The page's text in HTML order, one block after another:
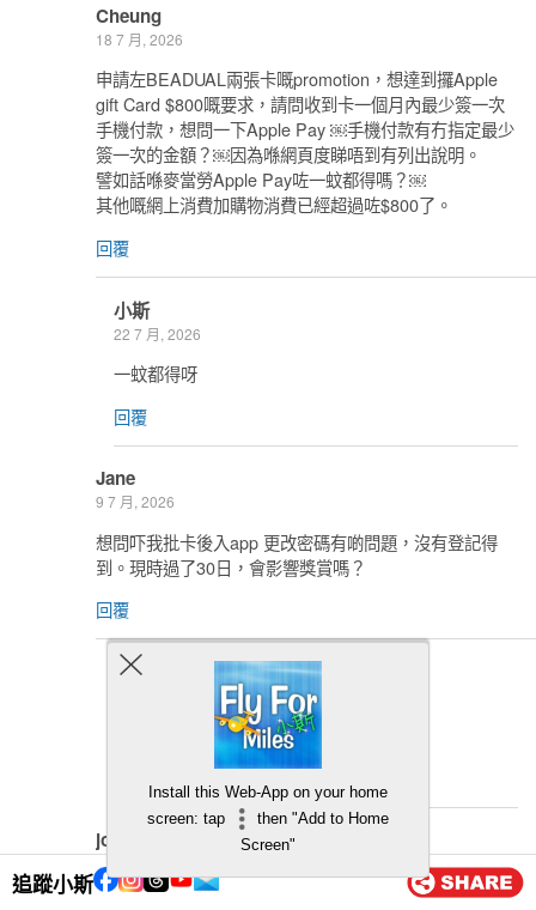
追蹤小斯
Cheung
18 7 月, 2026
申請左BEADUAL兩張卡嘅promotion，想達到攞Apple
gift Card $800嘅要求，請問收到卡一個月內最少簽一次
手機付款，想問一下Apple Pay ￼手機付款有冇指定最少
簽一次的金額？￼因為喺網頁度睇唔到有列出說明。
譬如話喺麥當勞Apple Pay咗一蚊都得嗎？￼
其他嘅網上消費加購物消費已經超過咗$800了。
回覆
小斯
22 7 月, 2026
一蚊都得呀
回覆
Jane
9 7 月, 2026
想問吓我批卡後入app 更改密碼有啲問題，沒有登記得
到。現時過了30日，會影響獎賞嗎？
回覆
小斯
你係無登記到D咩?
joey
9 7 月, 2026
想問下萬寧算唔算超市簽賬? 算唔算合格簽賬?
Install this Web-App on your home
screen: tap
then "Add to Home
Screen"